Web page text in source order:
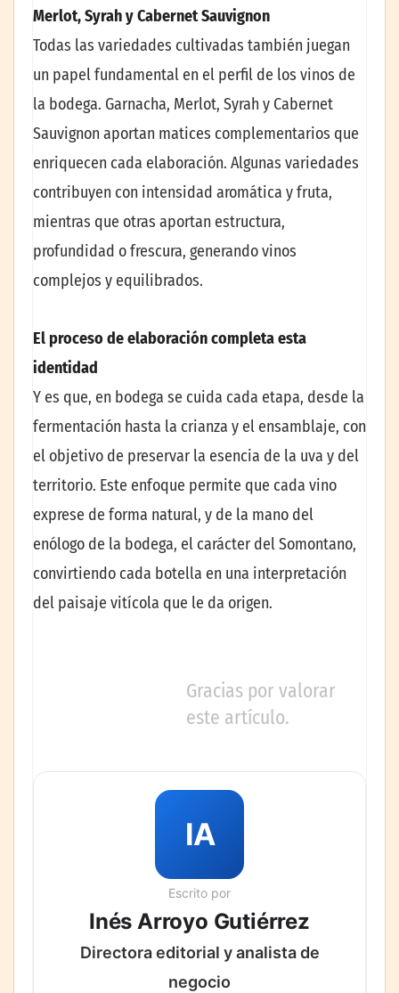
Merlot, Syrah y Cabernet Sauvignon
Todas las variedades cultivadas también juegan
un papel fundamental en el perfil de los vinos de
la bodega. Garnacha, Merlot, Syrah y Cabernet
Sauvignon aportan matices complementarios que
enriquecen cada elaboración. Algunas variedades
contribuyen con intensidad aromática y fruta,
mientras que otras aportan estructura,
profundidad o frescura, generando vinos
complejos y equilibrados.
El proceso de elaboración completa esta
identidad
Y es que, en bodega se cuida cada etapa, desde la
fermentación hasta la crianza y el ensamblaje, con
el objetivo de preservar la esencia de la uva y del
territorio. Este enfoque permite que cada vino
exprese de forma natural, y de la mano del
enólogo de la bodega, el carácter del Somontano,
convirtiendo cada botella en una interpretación
del paisaje vitícola que le da origen.
Gracias por valorar
este artículo.
IA
Escrito por
Inés Arroyo Gutiérrez
Directora editorial y analista de
negocio